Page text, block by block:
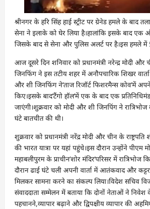
श्रीनगर के हरि सिंह हाई स्ट्रीट पर ग्रेनेड हमले के बाद
सेना ने इलाके को घेर लिया है।हालांकि इसके बाद एक
जिसके बाद से सेना और पुलिस अलर्ट पर है।इस हमले में
आज दूसरे दिन शनिवार को प्रधानमंत्री नरेन्द्र मोदी और
जिनफिंग ने इस तटीय शहर में अनौपचारिक शिखर
और शी जिनफिंग ने’ताज रिजॉर्ट फिशरमैन्स कोव’में
किए।इसके बाद’टैंगो हॉल’में एक के बाद एक
जाएंगी।शुक्रवार को मोदी और शी जिनपिंग ने
घंटे बातचीत की थी।
शुक्रवार को प्रधानमंत्री नरेंद्र मोदी और चीन के
की भारत यात्रा पर यहां पहुंचे।इस दौरान उन्होंने पीएम
महाबलीपुरम के प्राचीन’शोर मंदिर’परिसर में रात्रिभोज
दौरान ढाई घंटे चली अपनी वार्ता में आतंकवाद और
मिलकर सामना करने का संकल्प लिया।विदेश सचिव
संवाददाता सम्मेलन में बताया कि दोनों नेताओं ने निवेश
पहचानने,व्यापार बढ़ाने और द्विपक्षीय व्यापार की